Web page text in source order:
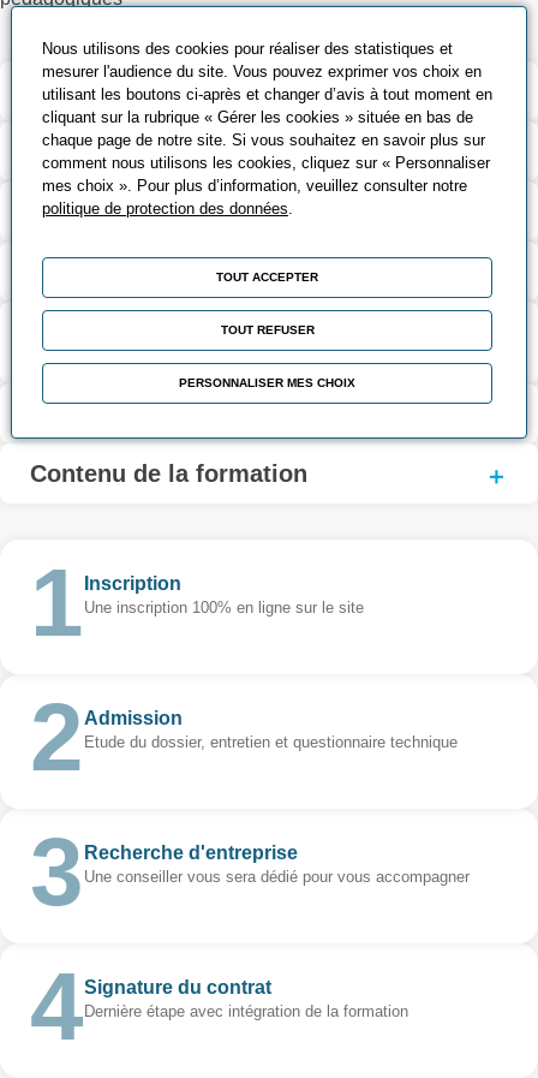
Modalités de la formation
Outils pédagogiques
Validation et certification
Coût et financement
Suite de parcours et passerelles
possibles
Contenu de la formation
Inscription
Une inscription 100% en ligne sur le site
Admission
Etude du dossier, entretien et questionnaire technique
Recherche d'entreprise
Une conseiller vous sera dédié pour vous accompagner
Signature du contrat
Dernière étape avec intégration de la formation
Nous utilisons des cookies pour réaliser des statistiques et
mesurer l'audience du site. Vous pouvez exprimer vos choix en
utilisant les boutons ci-après et changer d’avis à tout moment en
cliquant sur la rubrique « Gérer les cookies » située en bas de
chaque page de notre site. Si vous souhaitez en savoir plus sur
comment nous utilisons les cookies, cliquez sur « Personnaliser
mes choix ». Pour plus d’information, veuillez consulter notre
politique de protection des données
TOUT ACCEPTER
TOUT REFUSER
PERSONNALISER MES CHOIX